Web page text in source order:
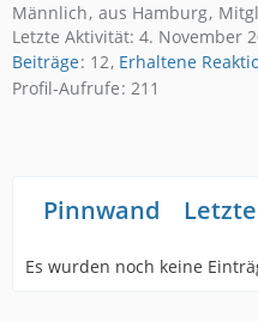
Männlich aus Hamburg
Letzte Aktivität: 4. November
Beiträge 12 Erhaltene
Profil-Aufrufe 211
Pinnwand
Es wurden noch keine